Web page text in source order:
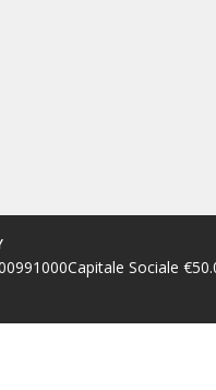
Capitale Sociale